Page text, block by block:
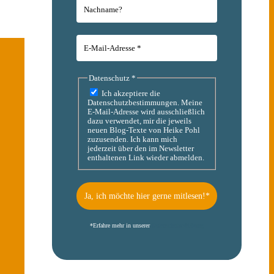
Datenschutz *
Ich akzeptiere die
Datenschutzbestimmungen. Meine
E-Mail-Adresse wird ausschließlich
dazu verwendet, mir die jeweils
neuen Blog-Texte von Heike Pohl
zuzusenden. Ich kann mich
jederzeit über den im Newsletter
enthaltenen Link wieder abmelden.
*Erfahre mehr in unserer